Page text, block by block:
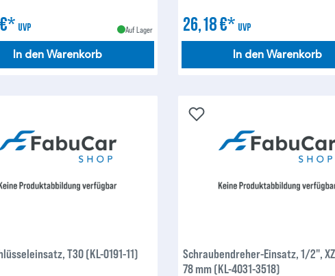
UVP Auf Lager
In den Warenkorb
26,18 €* UVP
In den Warenkorb
T30 (KL-0191-11)
Schraubendreher-Einsatz, 1/2",
78 mm (KL-4031-3518)